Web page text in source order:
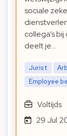
sociale
collega’s
deelt je…
Jurist
Employee
Voltijds
29 Jul